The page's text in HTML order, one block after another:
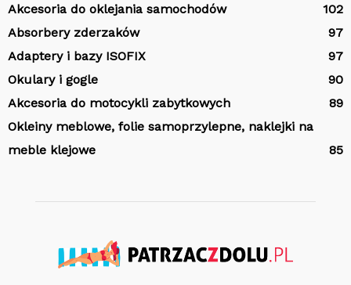
Akcesoria do oklejania samochodów
102
Absorbery zderzaków
97
Adaptery i bazy ISOFIX
97
Okulary i gogle
90
Akcesoria do motocykli zabytkowych
89
Okleiny meblowe, folie samoprzylepne, naklejki na
meble klejowe
85